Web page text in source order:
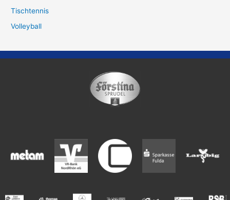
Tischtennis
Volleyball